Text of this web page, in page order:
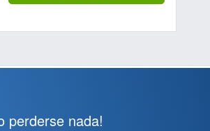
perderse nada!